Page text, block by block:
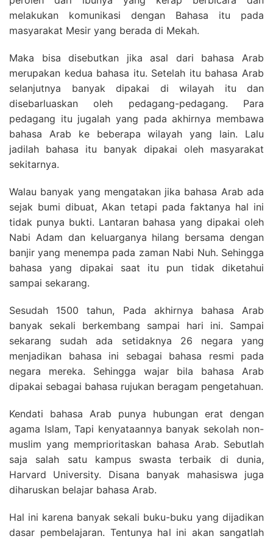
melakukan komunikasi dengan Bahasa itu pada
masyarakat Mesir yang berada di Mekah.
Maka bisa disebutkan jika asal dari bahasa Arab
merupakan kedua bahasa itu. Setelah itu bahasa Arab
selanjutnya banyak dipakai di wilayah itu dan
disebarluaskan oleh pedagang-pedagang. Para
pedagang itu jugalah yang pada akhirnya membawa
bahasa Arab ke beberapa wilayah yang lain. Lalu
jadilah bahasa itu banyak dipakai oleh masyarakat
sekitarnya.
Walau banyak yang mengatakan jika bahasa Arab ada
sejak bumi dibuat, Akan tetapi pada faktanya hal ini
tidak punya bukti. Lantaran bahasa yang dipakai oleh
Nabi Adam dan keluarganya hilang bersama dengan
banjir yang menempa pada zaman Nabi Nuh. Sehingga
bahasa yang dipakai saat itu pun tidak diketahui
sampai sekarang.
Sesudah 1500 tahun, Pada akhirnya bahasa Arab
banyak sekali berkembang sampai hari ini. Sampai
sekarang sudah ada setidaknya 26 negara yang
menjadikan bahasa ini sebagai bahasa resmi pada
negara mereka. Sehingga wajar bila bahasa Arab
dipakai sebagai bahasa rujukan beragam pengetahuan.
Kendati bahasa Arab punya hubungan erat dengan
agama Islam, Tapi kenyataannya banyak sekolah non-
muslim yang memprioritaskan bahasa Arab. Sebutlah
saja salah satu kampus swasta terbaik di dunia,
Harvard University. Disana banyak mahasiswa juga
diharuskan belajar bahasa Arab.
Hal ini karena banyak sekali buku-buku yang dijadikan
dasar pembelajaran. Tentunya hal ini akan sangatlah